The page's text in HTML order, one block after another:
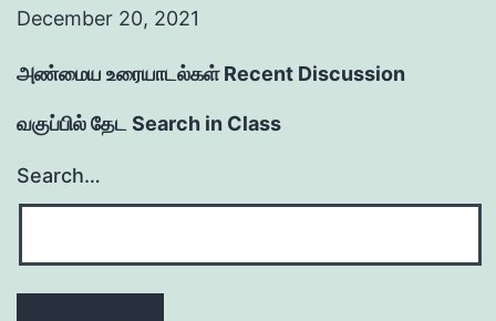
December 20, 2021
அண்மைய உரையாடல்கள் Recent Discussion
வகுப்பில் தேட Search in Class
Search…